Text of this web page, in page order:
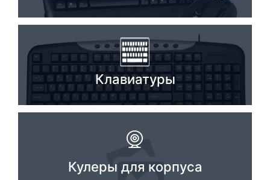
Digital Signage
Компьютеры Fujitsu
Комплектующие ПККлавиатуры
Кулеры для корпуса